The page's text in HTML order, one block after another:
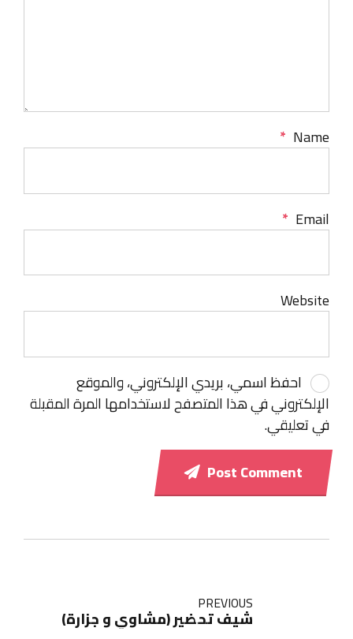
Name
*
Email
*
Website
احفظ اسمي، بريدي الإلكتروني، والموقع
الإلكتروني في هذا المتصفح لاستخدامها المرة المقبلة
في تعليقي.
Post Comment
PREVIOUS
شيف تحضير (مشاوي و جزارة)